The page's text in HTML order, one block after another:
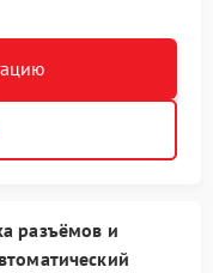
разъёмов и